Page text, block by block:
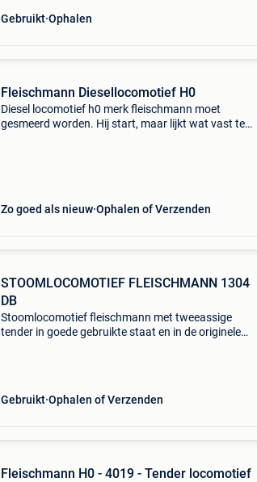
Gebruikt Ophalen
Fleischmann Diesellocomotief H0
Diesel locomotief h0 merk fleischmann moet
gesmeerd worden. Hij start, maar lijkt wat vast te
Zo goed als nieuw Ophalen of Verzenden
STOOMLOCOMOTIEF FLEISCHMANN 1304
DB
Stoomlocomotief fleischmann met tweeassige
tender in goede gebruikte staat en in de originele
Gebruikt Ophalen of Verzenden
Fleischmann H0 - 4019 - Tender locomotief